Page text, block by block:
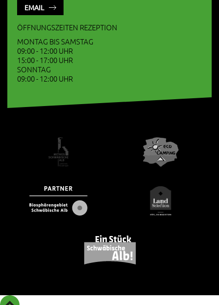
EMAIL
ÖFFNUNGSZEITEN REZEPTION
MONTAG BIS SAMSTAG
09:00 - 12:00 UHR
15:00 - 17:00 UHR
SONNTAG
09:00 - 12:00 UHR